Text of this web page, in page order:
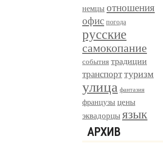
немцы отношения
офис погода
русские
самокопание
события традиции
транспорттуризм
улица фантазия
французы цены
эквадорцыязык
АРХИВ